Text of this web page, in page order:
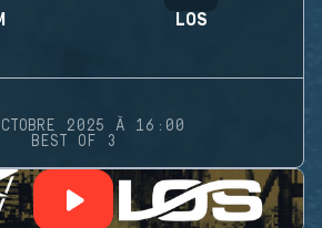
LOS
2025 À 16:00
BEST OF 3